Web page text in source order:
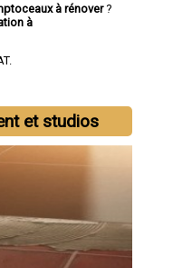
à rénover?
à
et studios